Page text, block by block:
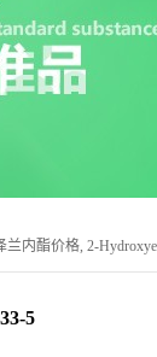
兰内酯价格, 2-
5